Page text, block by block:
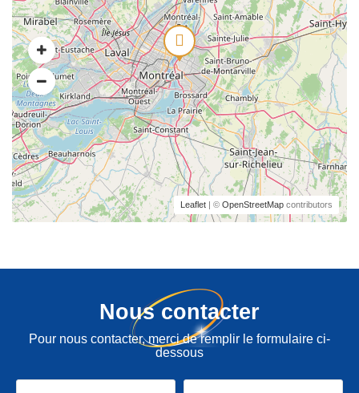
Leaflet | © OpenStreetMap contributors
Nous contacter
Pour nous contacter, merci de remplir le formulaire ci-
dessous